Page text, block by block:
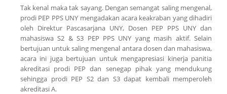
Tak kenal maka tak sayang. Dengan semangat saling mengenal,
prodi PEP PPS UNY mengadakan acara keakraban yang dihadiri
oleh Direktur Pascasarjana UNY, Dosen PEP PPS UNY dan
mahasiswa S2 & S3 PEP PPS UNY yang masih aktif. Selain
bertujuan untuk saling mengenal antara dosen dan mahasiswa,
acara ini juga bertujuan untuk mengapresiasi kinerja panitia
akreditasi prodi PEP dan senegap pihak yang mendukung
sehingga prodi PEP S2 dan S3 dapat kembali memperoleh
akreditasi A.